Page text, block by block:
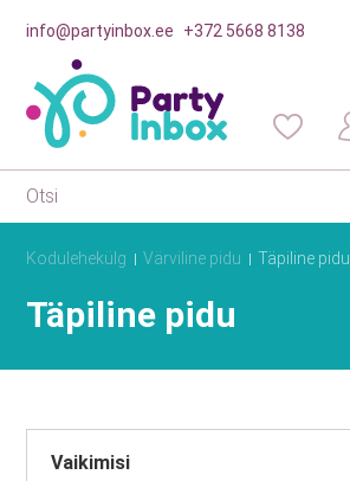
info@partyinbox.ee +372 5668 8138
Kodulehekülg Värviline pidu Täpiline pidu
Täpiline pidu